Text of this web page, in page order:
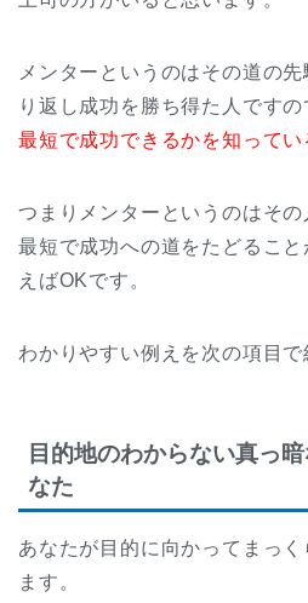
メンターというのはその道の
り返し成功を勝ち得た人ですの
最短で成功できるかを知ってい
つまりメンターというのはそ
最短で成功への道をたどるこ
えばOKです。
わかりやすい例えを次の項目で
目的地のわからない真っ
なた
あなたが目的に向かってまっ
ます。